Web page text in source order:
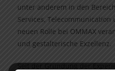
unter anderem in den
Services,
neuen Rolle bei OMMAX
und gestalterische Exzellenz.
Seit der Gründung der